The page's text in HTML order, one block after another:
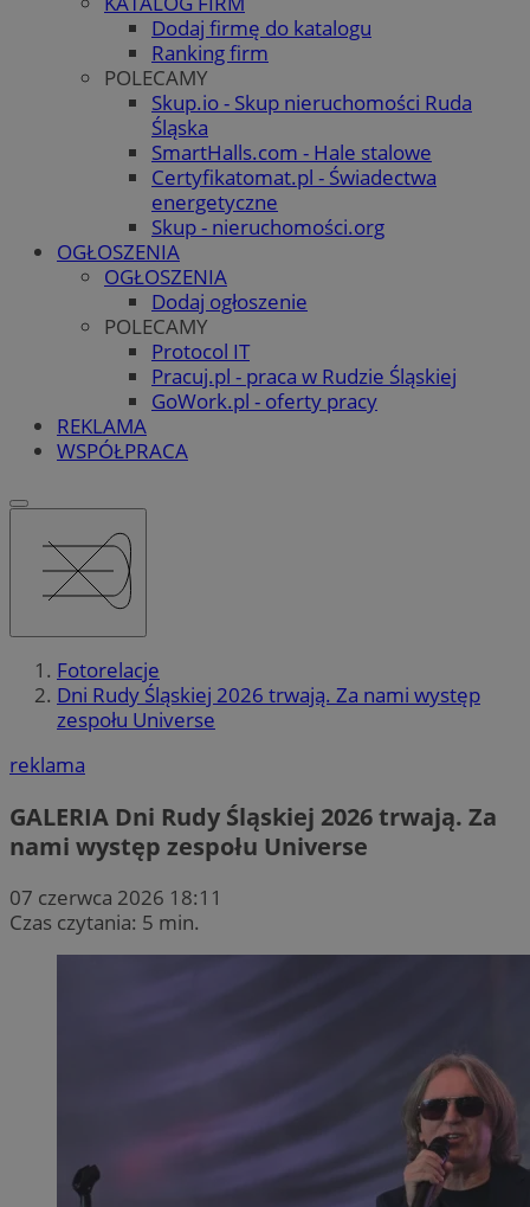
Dodaj firmę do katalogu
Ranking firm
POLECAMY
Skup.io - Skup nieruchomości Ruda
Śląska
SmartHalls.com - Hale stalowe
Certyfikatomat.pl - Świadectwa
energetyczne
Skup - nieruchomości.org
OGŁOSZENIA
OGŁOSZENIA
Dodaj ogłoszenie
POLECAMY
Protocol IT
Pracuj.pl - praca w Rudzie Śląskiej
GoWork.pl - oferty pracy
REKLAMA
WSPÓŁPRACA
Fotorelacje
Dni Rudy Śląskiej 2026 trwają. Za nami występ
zespołu Universe
reklama
GALERIA Dni Rudy Śląskiej 2026 trwają. Za
nami występ zespołu Universe
07 czerwca 2026 18:11
Czas czytania: 5 min.